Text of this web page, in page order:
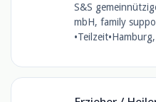
S&S
mbH, family
•Teilzeit•